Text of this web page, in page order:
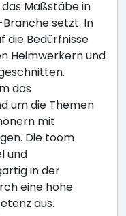
Maßstäbe in
setzt. In
die Bedürfnisse
Heimwerkern und
das
um die Themen
mit
Die toom
und
in der
eine hohe
aus.